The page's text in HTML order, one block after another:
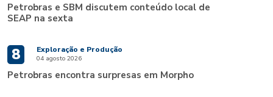
Petrobras e SBM discutem conteúdo local de
SEAP na sexta
8 Exploração e Produção
04 agosto 2026
Petrobras encontra surpresas em Morpho